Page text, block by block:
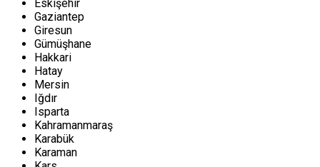
Eskişehir
Gaziantep
Giresun
Gümüşhane
Hakkari
Hatay
Mersin
Iğdır
Isparta
Kahramanmaraş
Karabük
Karaman